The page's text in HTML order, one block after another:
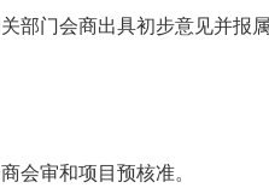
门会商出具初步意见并报
审和项目预核准。